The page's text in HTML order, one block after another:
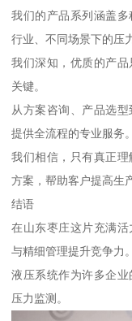
我们的产品系列涵盖
行业、不同场景下的压
我们深知，优质的产
关键。
从方案咨询、产品选
提供全流程的专业服务。
我们相信，只有真正
方案，帮助客户提高生
结语
在山东枣庄这片充满
与精细管理提升竞争力。
液压系统作为许多企
压力监测。